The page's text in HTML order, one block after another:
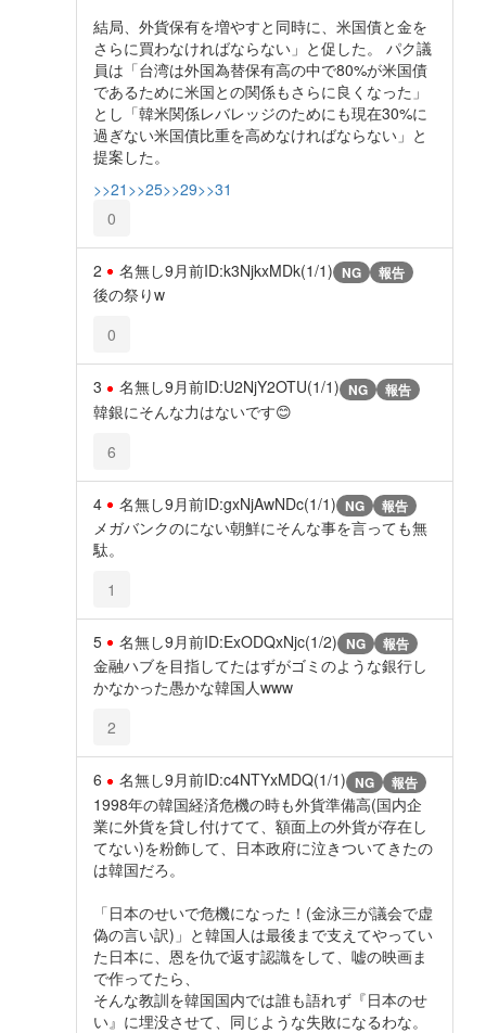
結局、外貨保有を増やすと同時に、米国債と金を
さらに買わなければならない」と促した。 パク議
員は「台湾は外国為替保有高の中で80%が米国債
であるために米国との関係もさらに良くなった」
とし「韓米関係レバレッジのためにも現在30%に
過ぎない米国債比重を高めなければならない」と
提案した。
>>21 >>25>>29>>31
0
2 名無し9月前ID:k3NjkxMDk(1/1) NG 報告
後の祭りw
0
3 名無し9月前ID:U2NjY2OTU(1/1) NG 報告
韓銀にそんな力はないです😊
6
4 名無し9月前ID:gxNjAwNDc(1/1) NG 報告
メガバンクのにない朝鮮にそんな事を言っても無
駄。
1
5 名無し9月前ID:ExODQxNjc(1/2) NG 報告
金融ハブを目指してたはずがゴミのような銀行し
かなかった愚かな韓国人www
2
6 名無し9月前ID:c4NTYxMDQ(1/1) NG 報告
1998年の韓国経済危機の時も外貨準備高(国内企
業に外貨を貸し付けてて、額面上の外貨が存在し
てない)を粉飾して、日本政府に泣きついてきたの
は韓国だろ。
「日本のせいで危機になった！(金泳三が議会で虚
偽の言い訳)」と韓国人は最後まで支えてやってい
た日本に、恩を仇で返す認識をして、嘘の映画ま
で作ってたら、
そんな教訓を韓国国内では誰も語れず『日本のせ
い』に埋没させて、同じような失敗になるわな。